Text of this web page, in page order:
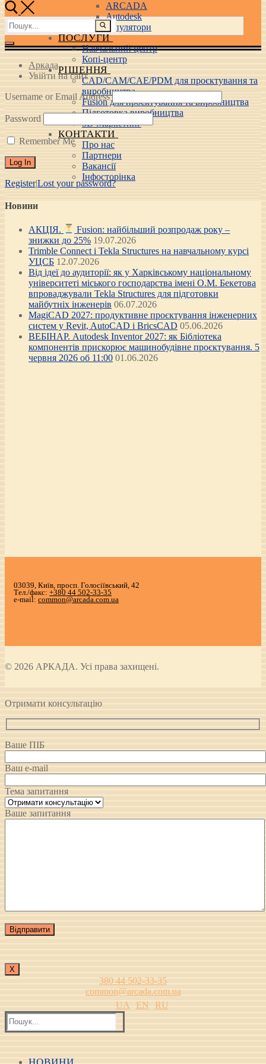
ARCADA
Autodesk
3D маніпулятори
ПОСЛУГИ
Навчальний центр
Копі-центр
РІШЕННЯ
CAD/CAM/CAE/PDM для проєктування та
виробництва
Fusion для проєктування та виробництва
Підготовка виробництва
3D Маркетинг
КОНТАКТИ
Про нас
Партнери
Вакансії
Інфосторінка
Пошук:
Аркада
Увійти на сайт
Username or Email Address
Password
Remember Me
Register|Lost your password?
Новини
АКЦІЯ.
Fusion: найбільший розпродаж року –
знижки до 25% 19.07.2026
Trimble Connect і Tekla Structures на навчальному курсі
УЦСБ 12.07.2026
Від ідеї до аудиторії: як у Харківському національному
університеті міського господарства імені О.М. Бекетова
впроваджували Tekla Structures для підготовки
майбутніх інженерів 06.07.2026
MagiCAD 2027: продуктивне проєктування інженерних
систем у Revit, AutoCAD і BricsCAD 05.06.2026
ВЕБІНАР. Autodesk Inventor 2027: як Бібліотека
компонентів прискорює машинобудівне проєктування. 5
червня 2026 об 11:00 01.06.2026
03039, Київ, просп. Голосіївський, 42
Тел./факс: +380 44 502-33-35
e-mail: common@arcada.com.ua
© 2026 АРКАДА. Усі права захищені.
Отримати консультацію
Ваше ПІБ
Ваш e-mail
Тема запитання
Ваше запитання
Х
380 44 502-33-35
common@arcada.com.ua
UA
EN
RU
Пошук:
НОВИНИ